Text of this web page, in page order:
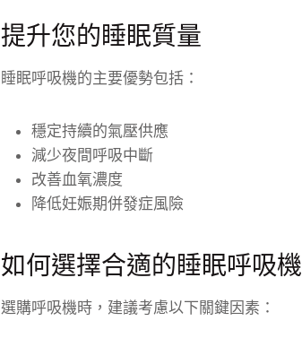
提升您的睡眠質量
睡眠呼吸機的主要優勢包括：
穩定持續的氣壓供應
減少夜間呼吸中斷
改善血氧濃度
降低妊娠期併發症風險
如何選擇合適的睡眠呼吸機
選購呼吸機時，建議考慮以下關鍵因素：